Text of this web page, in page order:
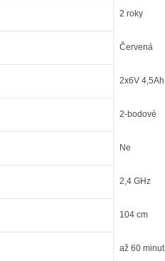
2 roky
Červená
2x6V 4,5Ah
2-bodové
Ne
2,4 GHz
104 cm
až 60 minut